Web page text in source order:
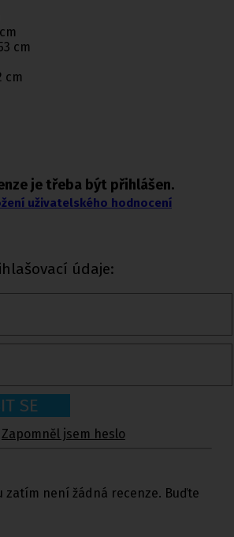
cm
cm
je třeba být přihlášen.
uživatelského hodnocení
údaje:
SE
Zapomněl jsem heslo
zatím není žádná recenze. Buďte